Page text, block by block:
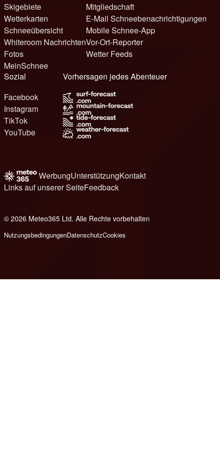
Skigebiete
Wetterkarten
Schneeübersicht
Whiteroom Nachrichten
Fotos
MeinSchnee
Mitgliedschaft
E-Mail Schneebenachrichtigungen
Mobile Schnee-App
Vor-Ort-Reporter
Wetter Feeds
Sozial
Facebook
Instagram
TikTok
YouTube
Vorhersagen jedes Abenteuer
WerbungUnterstützungKontakt
Links auf unserer SeiteFeedback
© 2026 Meteo365 Ltd. Alle Rechte vorbehalten
NutzungsbedingungenDatenschutzCookies